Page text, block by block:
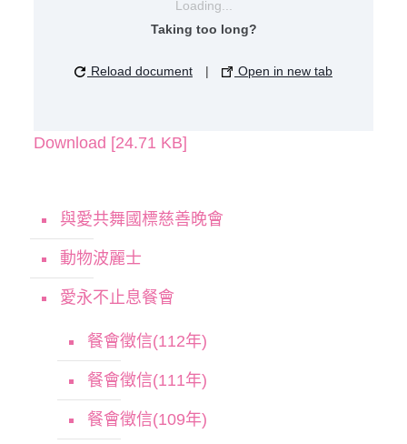
Loading...
Taking too long?
Reload document | Open in new tab
Download [24.71 KB]
與愛共舞國標慈善晚會
動物波麗士
愛永不止息餐會
餐會徵信(112年)
餐會徵信(111年)
餐會徵信(109年)